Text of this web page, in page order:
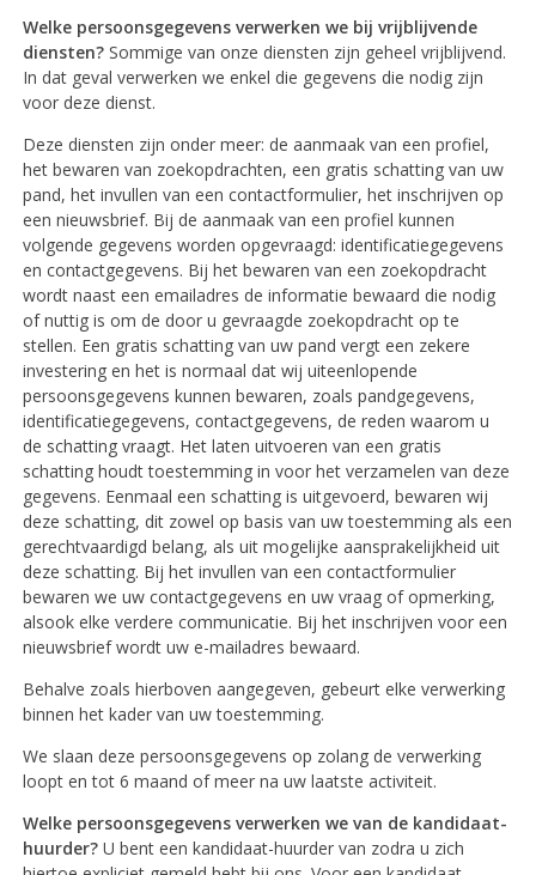
Welke persoonsgegevens verwerken we bij vrijblijvende
diensten? Sommige van onze diensten zijn geheel vrijblijvend.
In dat geval verwerken we enkel die gegevens die nodig zijn
voor deze dienst.
Deze diensten zijn onder meer: de aanmaak van een profiel,
het bewaren van zoekopdrachten, een gratis schatting van uw
pand, het invullen van een contactformulier, het inschrijven op
een nieuwsbrief. Bij de aanmaak van een profiel kunnen
volgende gegevens worden opgevraagd: identificatiegegevens
en contactgegevens. Bij het bewaren van een zoekopdracht
wordt naast een emailadres de informatie bewaard die nodig
of nuttig is om de door u gevraagde zoekopdracht op te
stellen. Een gratis schatting van uw pand vergt een zekere
investering en het is normaal dat wij uiteenlopende
persoonsgegevens kunnen bewaren, zoals pandgegevens,
identificatiegegevens, contactgegevens, de reden waarom u
de schatting vraagt. Het laten uitvoeren van een gratis
schatting houdt toestemming in voor het verzamelen van deze
gegevens. Eenmaal een schatting is uitgevoerd, bewaren wij
deze schatting, dit zowel op basis van uw toestemming als een
gerechtvaardigd belang, als uit mogelijke aansprakelijkheid uit
deze schatting. Bij het invullen van een contactformulier
bewaren we uw contactgegevens en uw vraag of opmerking,
alsook elke verdere communicatie. Bij het inschrijven voor een
nieuwsbrief wordt uw e-mailadres bewaard.
Behalve zoals hierboven aangegeven, gebeurt elke verwerking
binnen het kader van uw toestemming.
We slaan deze persoonsgegevens op zolang de verwerking
loopt en tot 6 maand of meer na uw laatste activiteit.
Welke persoonsgegevens verwerken we van de kandidaat-
huurder? U bent een kandidaat-huurder van zodra u zich